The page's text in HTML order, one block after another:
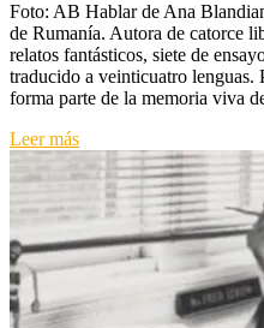
Foto: AB Hablar de Ana
de Rumanía. Autora de catorce
relatos fantásticos, siete de
traducido a veinticuatro lenguas.
forma parte de la memoria viva
Leer más